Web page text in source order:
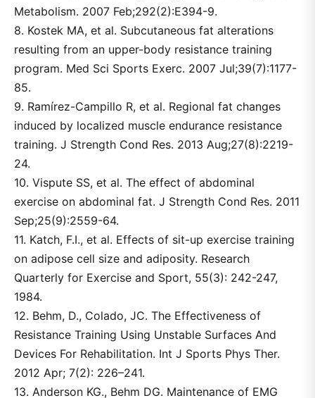
Metabolism. 2007 Feb;292(2):E394-9.
8. Kostek MA, et al. Subcutaneous fat alterations
resulting from an upper-body resistance training
program. Med Sci Sports Exerc. 2007 Jul;39(7):1177-
85.
9. Ramírez-Campillo R, et al. Regional fat changes
induced by localized muscle endurance resistance
training. J Strength Cond Res. 2013 Aug;27(8):2219-
24.
10. Vispute SS, et al. The effect of abdominal
exercise on abdominal fat. J Strength Cond Res. 2011
Sep;25(9):2559-64.
11. Katch, F.I., et al. Effects of sit-up exercise training
on adipose cell size and adiposity. Research
Quarterly for Exercise and Sport, 55(3): 242-247,
1984.
12. Behm, D., Colado, JC. The Effectiveness of
Resistance Training Using Unstable Surfaces And
Devices For Rehabilitation. Int J Sports Phys Ther.
2012 Apr; 7(2): 226–241.
13. Anderson KG., Behm DG. Maintenance of EMG